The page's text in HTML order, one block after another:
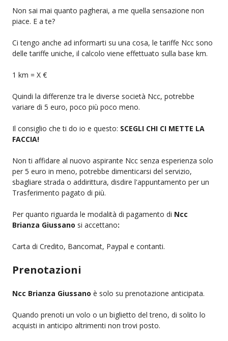
Non sai mai quanto pagherai, a me quella sensazione non
piace. E a te?
Ci tengo anche ad informarti su una cosa, le tariffe Ncc sono
delle tariffe uniche, il calcolo viene effettuato sulla base km.
1 km = X €
Quindi la differenze tra le diverse società Ncc, potrebbe
variare di 5 euro, poco più poco meno.
Il consiglio che ti do io e questo: SCEGLI CHI CI METTE LA
FACCIA!
Non ti affidare al nuovo aspirante Ncc senza esperienza solo
per 5 euro in meno, potrebbe dimenticarsi del servizio,
sbagliare strada o addirittura, disdire l'appuntamento per un
Trasferimento pagato di più.
Per quanto riguarda le modalità di pagamento di Ncc
Brianza Giussano si accettano:
Carta di Credito, Bancomat, Paypal e contanti.
Prenotazioni
Ncc Brianza Giussano è solo su prenotazione anticipata.
Quando prenoti un volo o un biglietto del treno, di solito lo
acquisti in anticipo altrimenti non trovi posto.